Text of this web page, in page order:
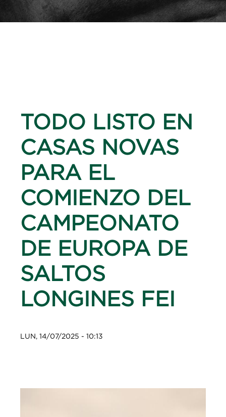
TODO LISTO EN
CASAS NOVAS
PARA EL
COMIENZO DEL
CAMPEONATO
DE EUROPA DE
SALTOS
LONGINES FEI
LUN, 14/07/2025 - 10:13